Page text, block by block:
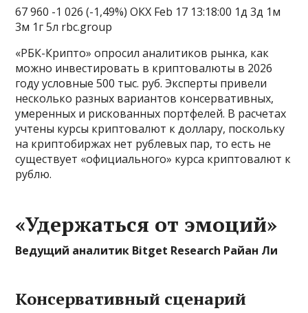
67 960 -1 026 (-1,49%) ОКХ Feb 17 13:18:00 1д 3д 1м
3м 1г 5л rbc.group
«РБК-Крипто» опросил аналитиков рынка, как
можно инвестировать в криптовалюты в 2026
году условные 500 тыс. руб. Эксперты привели
несколько разных вариантов консервативных,
умеренных и рискованных портфелей. В расчетах
учтены курсы криптовалют к доллару, поскольку
на криптобиржах нет рублевых пар, то есть не
существует «официального» курса криптовалют к
рублю.
«Удержаться от эмоций»
Ведущий аналитик Bitget Research Райан Ли
Консервативный сценарий